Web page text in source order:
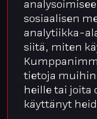
sosiaalisen
analytiikka-
siitä, miten
tietoja
heille tai joita
käyttänyt
HumHum